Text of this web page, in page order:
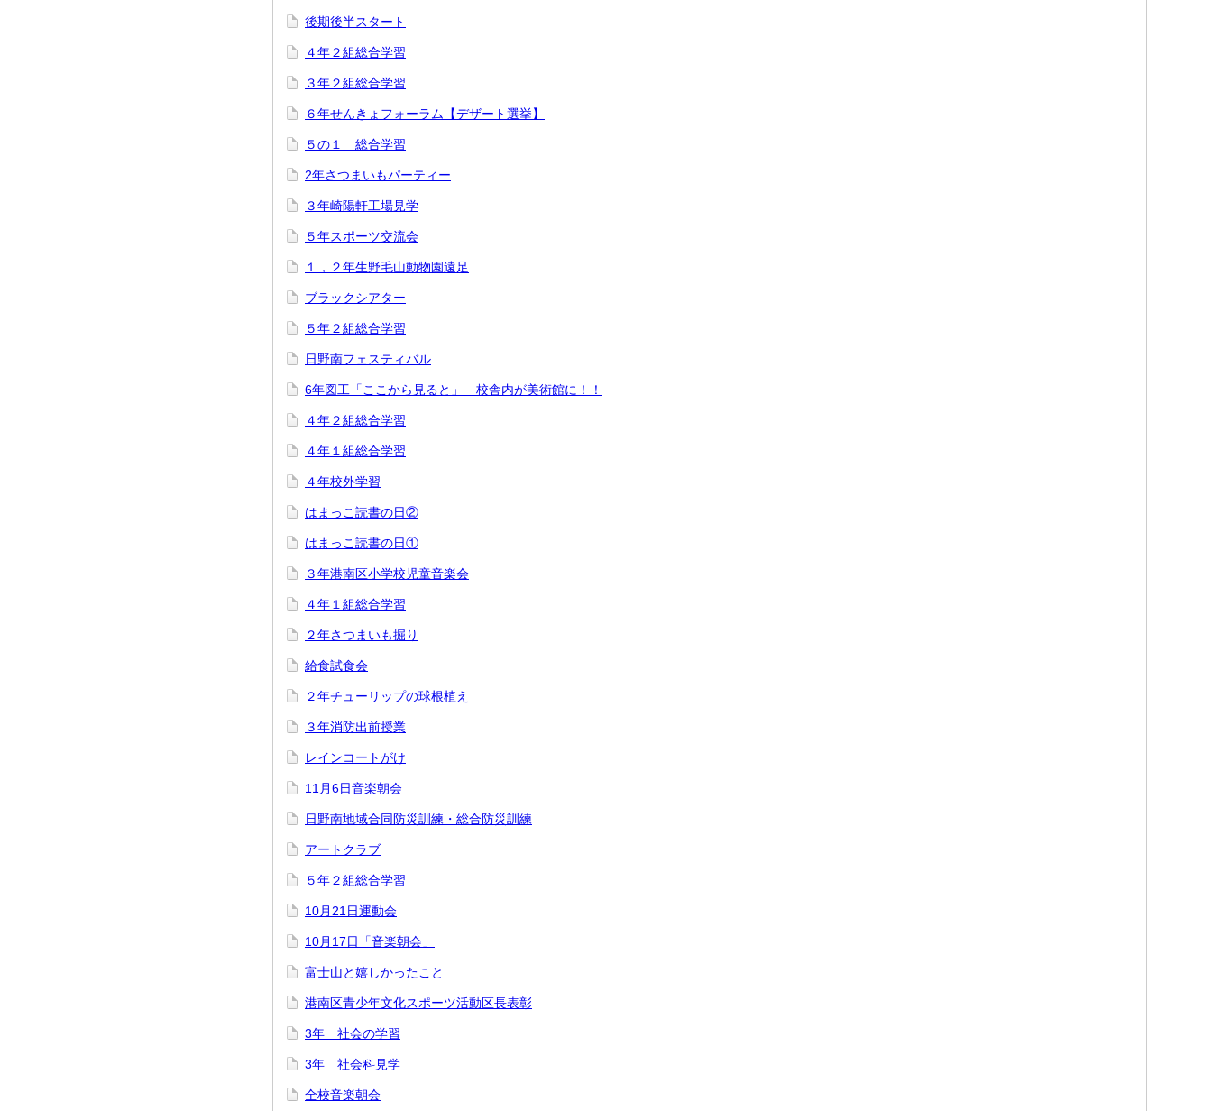
後期後半スタート
４年２組総合学習
３年２組総合学習
６年せんきょフォーラム【デザート選挙】
５の１ 総合学習
2年さつまいもパーティー
３年崎陽軒工場見学
５年スポーツ交流会
１，２年生野毛山動物園遠足
ブラックシアター
５年２組総合学習
日野南フェスティバル
6年図工「ここから見ると」 校舎内が美術館に！！
４年２組総合学習
４年１組総合学習
４年校外学習
はまっこ読書の日②
はまっこ読書の日①
３年港南区小学校児童音楽会
４年１組総合学習
２年さつまいも掘り
給食試食会
２年チューリップの球根植え
３年消防出前授業
レインコートがけ
11月6日音楽朝会
日野南地域合同防災訓練・総合防災訓練
アートクラブ
５年２組総合学習
10月21日運動会
10月17日「音楽朝会」
富士山と嬉しかったこと
港南区青少年文化スポーツ活動区長表彰
3年 社会の学習
3年 社会科見学
全校音楽朝会